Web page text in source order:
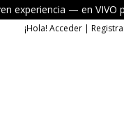
experiencia — en VIVO
¡Hola! Acceder |